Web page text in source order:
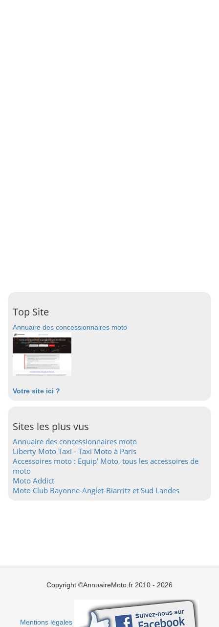
Top Site
Annuaire des concessionnaires moto
Votre site ici ?
Sites les plus vus
Annuaire des concessionnaires moto
Liberty Moto Taxi - Taxi Moto à Paris
Accessoires moto : Equip' Moto, tous les accessoires de
moto
Moto Addict
Moto Club Bayonne-Anglet-Biarritz et Sud Landes
Copyright ©AnnuaireMoto.fr 2010 - 2026
Mentions légales